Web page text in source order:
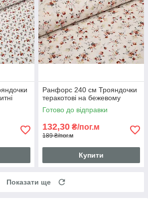
Ранфорс 240 см Трояндочки
теракотові на бежевому
Готово до відправки
132,30 ₴/пог.м
189 ₴/пог.м
Купити
Показати ще